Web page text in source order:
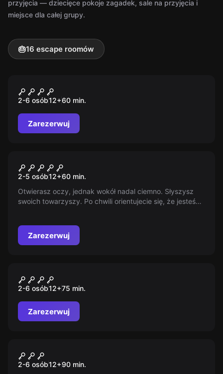
przyjęcia — dziecięce pokoje zagadek, sale na przyjęcia i
miejsce dla całej grupy.
🎂16 escape roomów
Pokój Więźnia nr 13
2-6 osób12+60 min.
Zarezerwuj
Czarna Dziura
2-5 osób12+60 min.
Otwierasz oczy, jednak wokół nadal ciemno. Słyszysz
swoich towarzyszy. Po chwili orientujecie się, że jesteście
Zarezerwuj
Czarna Perła
2-6 osób12+75 min.
Zarezerwuj
Tawerna Pod Złotą Kotwicą
2-6 osób12+90 min.